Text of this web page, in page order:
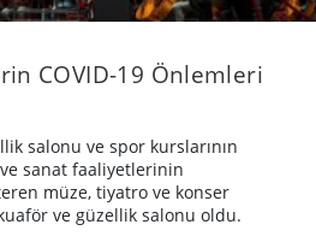
COVID-19 Önlemleri
salonu ve spor kurslarının
ve sanat faaliyetlerinin
müze, tiyatro ve konser
ve güzellik salonu oldu.